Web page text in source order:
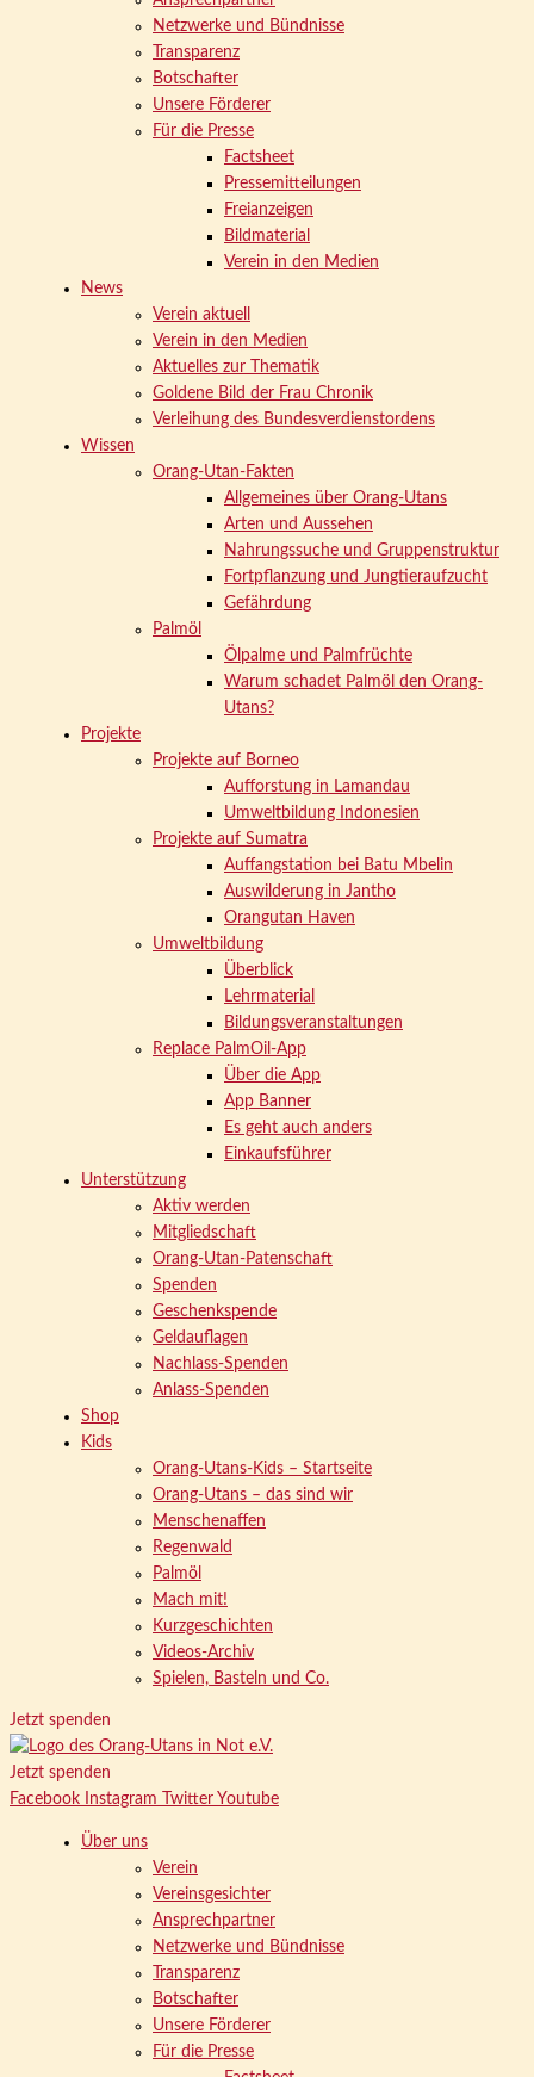
Netzwerke und Bündnisse
Transparenz
Botschafter
Unsere Förderer
Für die Presse
Factsheet
Pressemitteilungen
Freianzeigen
Bildmaterial
Verein in den Medien
News
Verein aktuell
Verein in den Medien
Aktuelles zur Thematik
Goldene Bild der Frau Chronik
Verleihung des Bundesverdienstordens
Wissen
Orang-Utan-Fakten
Allgemeines über Orang-Utans
Arten und Aussehen
Nahrungssuche und Gruppenstruktur
Fortpflanzung und Jungtieraufzucht
Gefährdung
Palmöl
Ölpalme und Palmfrüchte
Warum schadet Palmöl den Orang-
Utans?
Projekte
Projekte auf Borneo
Aufforstung in Lamandau
Umweltbildung Indonesien
Projekte auf Sumatra
Auffangstation bei Batu Mbelin
Auswilderung in Jantho
Orangutan Haven
Umweltbildung
Überblick
Lehrmaterial
Bildungsveranstaltungen
Replace PalmOil-App
Über die App
App Banner
Es geht auch anders
Einkaufsführer
Unterstützung
Aktiv werden
Mitgliedschaft
Orang-Utan-Patenschaft
Spenden
Geschenkspende
Geldauflagen
Nachlass-Spenden
Anlass-Spenden
Shop
Kids
Orang-Utans-Kids – Startseite
Orang-Utans – das sind wir
Menschenaffen
Regenwald
Palmöl
Mach mit!
Kurzgeschichten
Videos-Archiv
Spielen, Basteln und Co.
Jetzt spenden
Jetzt spenden
Facebook
Instagram Twitter Youtube
Über uns
Verein
Vereinsgesichter
Ansprechpartner
Netzwerke und Bündnisse
Transparenz
Botschafter
Unsere Förderer
Für die Presse